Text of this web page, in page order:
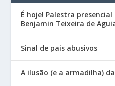
É hoje! Palestra
Benjamin Teixeira de
Sinal de pais abusivos
A ilusão (e a armadilha)